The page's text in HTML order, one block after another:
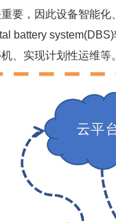
要，因此设备智能化
battery
、实现计划性运维等。